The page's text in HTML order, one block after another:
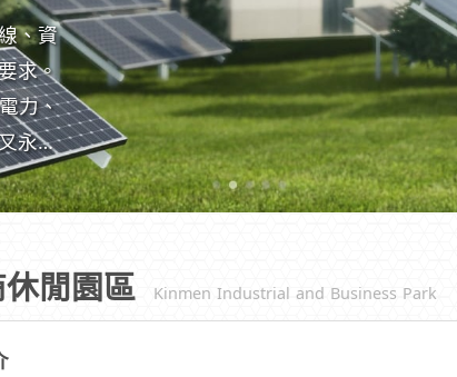
、資
求。
力、
永續
閒園區 Kinmen Industrial and Business Park